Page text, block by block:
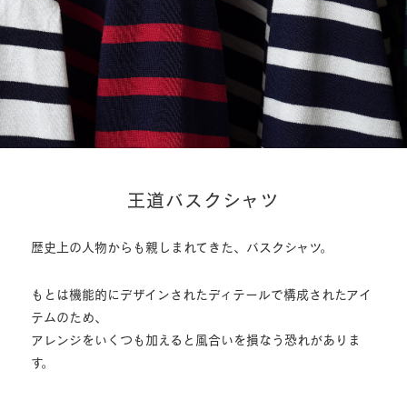
王道バスクシャツ
歴史上の人物からも親しまれてきた、バスクシャツ。
もとは機能的にデザインされたディテールで構成されたアイ
テムのため、
アレンジをいくつも加えると風合いを損なう恐れがありま
す。